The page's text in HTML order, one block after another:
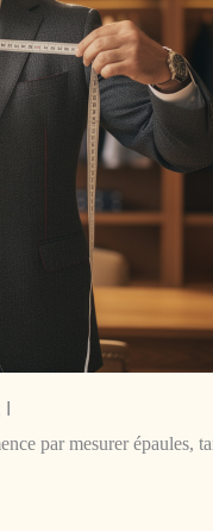
par mesurer épaules,